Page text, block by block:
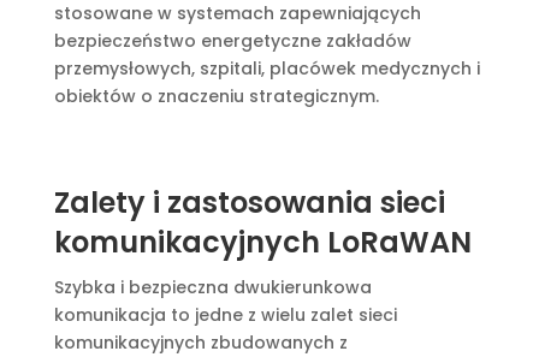
stosowane w systemach zapewniających
bezpieczeństwo energetyczne zakładów
przemysłowych, szpitali, placówek medycznych i
obiektów o znaczeniu strategicznym.
Zalety i zastosowania sieci
komunikacyjnych LoRaWAN
Szybka i bezpieczna dwukierunkowa
komunikacja to jedne z wielu zalet sieci
komunikacyjnych zbudowanych z